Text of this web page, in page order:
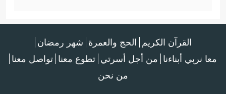
القرآن الكريم الحج والعمرة شهر رمضان
معا نربي أبناءنا من أجل أسرتي تطوع معنا تواصل معنا
من نحن